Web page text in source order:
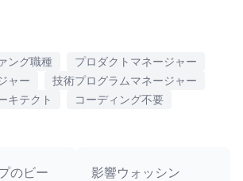
ング職種
プロダクトマネージャー
ャー
技術プログラムマネージャー
キテクト
コーディング不要
のビー
影響ウォッシン